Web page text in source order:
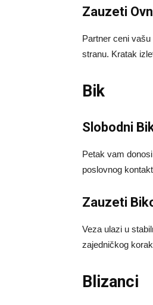
Zauzeti
Partner ceni
stranu. Kratak
Bik
Slobodni
Petak vam
poslovnog
Zauzeti
Veza ulazi u
zajedničkog
Blizanci